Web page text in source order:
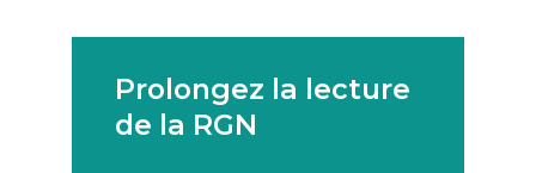
Prolongez la lecture
de la RGN